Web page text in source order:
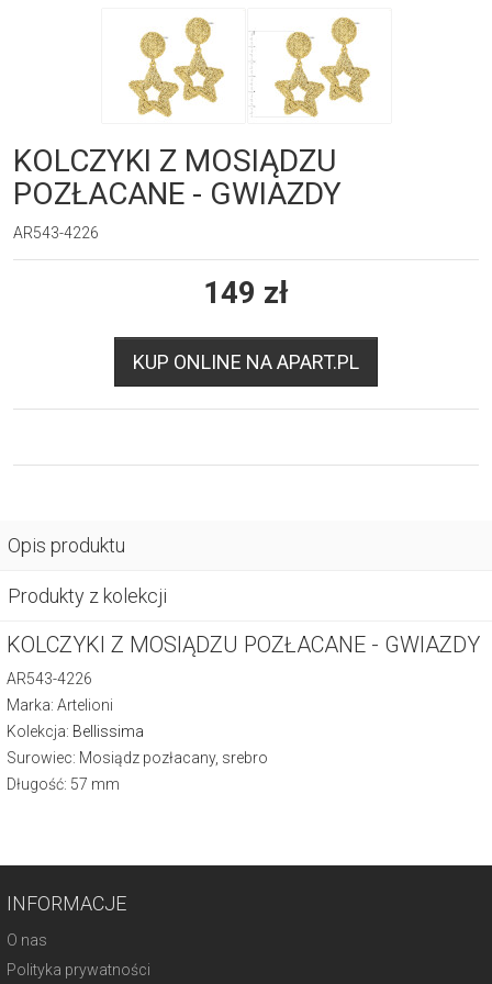
KOLCZYKI Z MOSIĄDZU
POZŁACANE - GWIAZDY
AR543-4226
149 zł
KUP ONLINE NA APART.PL
Opis produktu
Produkty z kolekcji
KOLCZYKI Z MOSIĄDZU POZŁACANE - GWIAZDY
AR543-4226
Marka: Artelioni
Kolekcja: Bellissima
Surowiec: Mosiądz pozłacany, srebro
Długość: 57 mm
INFORMACJE
O nas
Polityka prywatności